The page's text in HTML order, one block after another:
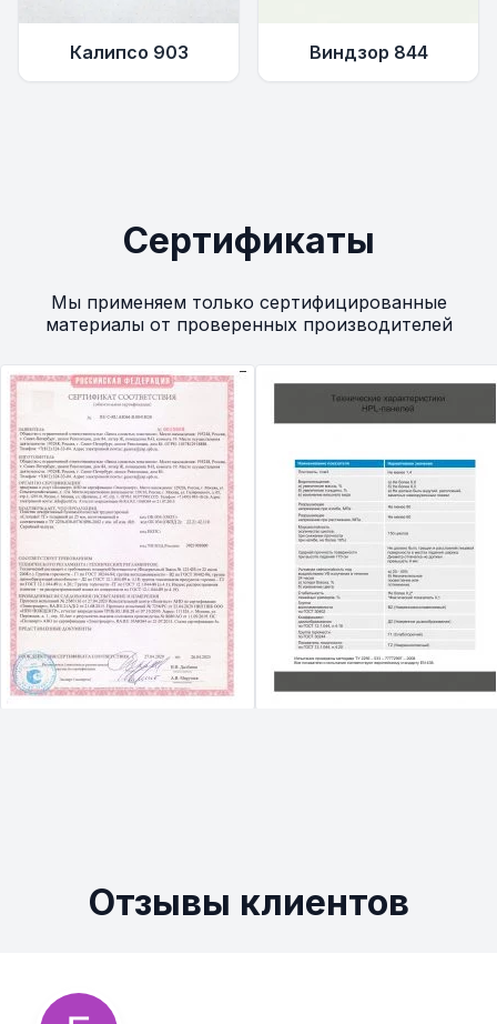
Калипсо 903 Виндзор 844
Сертификаты
Мы применяем только сертифицированные
материалы от проверенных производителей
Отзывы клиентов